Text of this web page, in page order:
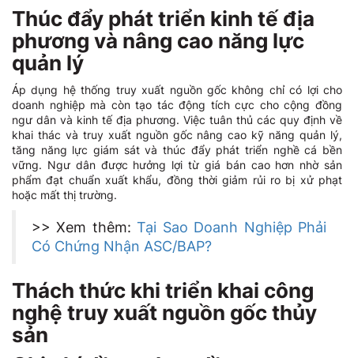
Thúc đẩy phát triển kinh tế địa
phương và nâng cao năng lực
quản lý
Áp dụng hệ thống truy xuất nguồn gốc không chỉ có lợi cho
doanh nghiệp mà còn tạo tác động tích cực cho cộng đồng
ngư dân và kinh tế địa phương. Việc tuân thủ các quy định về
khai thác và truy xuất nguồn gốc nâng cao kỹ năng quản lý,
tăng năng lực giám sát và thúc đẩy phát triển nghề cá bền
vững. Ngư dân được hưởng lợi từ giá bán cao hơn nhờ sản
phẩm đạt chuẩn xuất khẩu, đồng thời giảm rủi ro bị xử phạt
hoặc mất thị trường.
>> Xem thêm:Tại Sao Doanh Nghiệp Phải
Có Chứng Nhận ASC/BAP?
Thách thức khi triển khai công
nghệ truy xuất nguồn gốc thủy
sản